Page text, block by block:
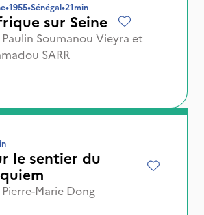
•1955•Sénégal•21min
sur Seine
Paulin Soumanou Vieyra et
SARR
le sentier du
Pierre-Marie Dong